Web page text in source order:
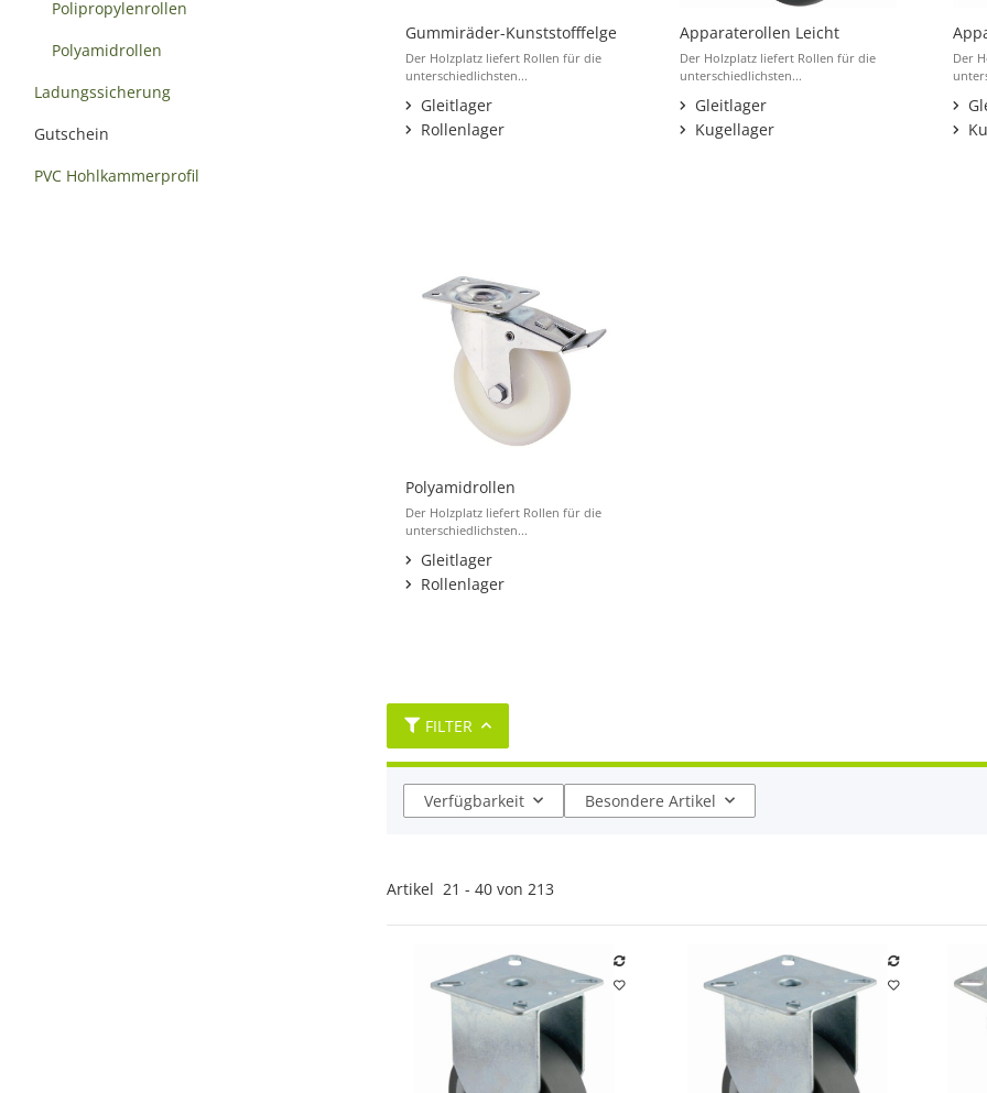
Gummiräder-Kunststofffelge
Der Holzplatz liefert Rollen für die
unterschiedlichsten...
Gleitlager
Rollenlager
Apparaterollen Leicht
Der Holzplatz liefert Rollen für die
unterschiedlichsten...
Gleitlager
Kugellager
Der
Polyamidrollen
Der Holzplatz liefert Rollen für die
unterschiedlichsten...
Gleitlager
Rollenlager
FILTER
Verfügbarkeit Besondere Artikel
Artikel 21 - 40 von 213
Polipropylenrollen
Polyamidrollen
Ladungssicherung
Gutschein
PVC Hohlkammerprofil